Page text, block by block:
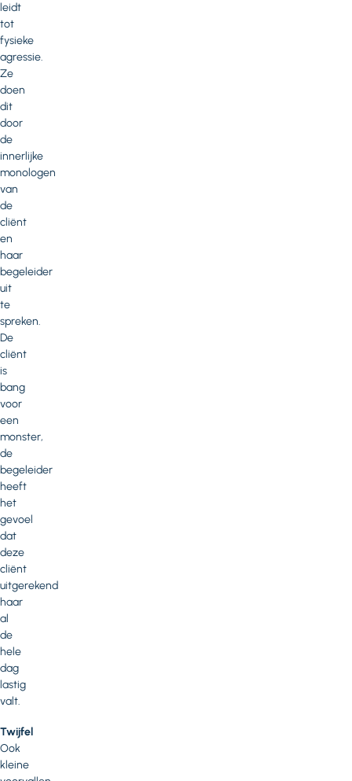
leidt
tot
fysieke
agressie.
Ze
doen
dit
door
de
innerlijke
monologen
van
de
cliënt
en
haar
begeleider
uit
te
spreken.
De
cliënt
is
bang
voor
een
monster,
de
begeleider
heeft
het
gevoel
dat
deze
cliënt
uitgerekend
haar
al
de
hele
dag
lastig
valt.
Twijfel
Ook
kleine